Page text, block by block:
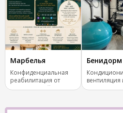
Марбелья
Конфиденциальная
реабилитация от
зависимостей
Бенидорм
вентиляция
отопление.